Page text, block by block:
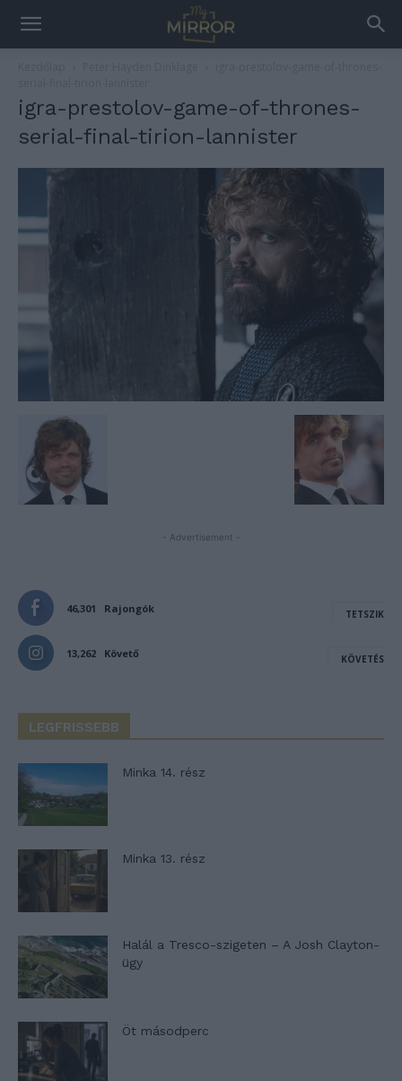
igra-prestolov-game-of-thrones-
serial-final-tirion-lannister
- Advertisement -
46,301 Rajongók TETSZIK
13,262 Követő KÖVETÉS
LEGFRISSEBB
Minka 14. rész
Minka 13. rész
Halál a Tresco-szigeten – A Josh Clayton-
ügy
Öt másodperc